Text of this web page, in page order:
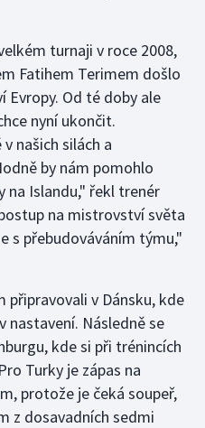
turnaji v roce 2008,
Fatihem Terimem došlo
Od té doby ale
nyní ukončit.
našich silách a
by nám pomohlo
na Islandu," řekl trenér
na mistrovství světa
s přebudováváním týmu,"
připravovali v Dánsku, kde
nastavení. Následně se
kde si při trénincích
Turky je zápas na
protože je čeká soupeř,
z dosavadních sedmi